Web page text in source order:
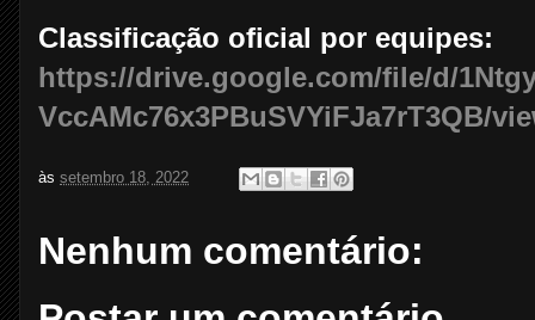
Classificação oficial por equipes:
https://drive.google.com/file/d/
VccAMc76x3PBuSVYiFJa7rT3QB/
às setembro 18, 2022
Nenhum comentário: